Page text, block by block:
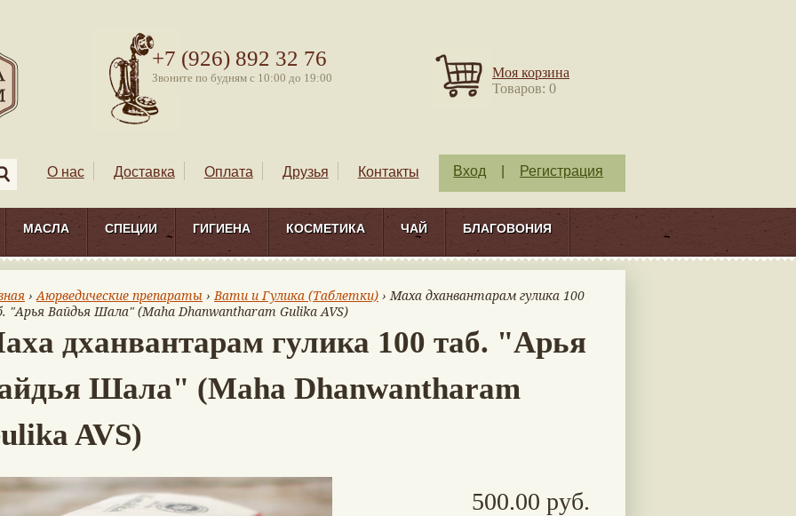
+7 (926) 892 32 76
Звоните по будням с 10:00 до 19:00
Моя корзина
Товаров: 0
О нас Доставка Оплата Друзья Контакты Вход Регистрация
МАСЛА СПЕЦИИ ГИГИЕНА КОСМЕТИКА ЧАЙ БЛАГОВОНИЯ
›Аюрведические препараты ›Вати и Гулика (Таблетки) › Маха дханвантарам гулика 100
"Арья Вайдья Шала" (Maha Dhanwantharam Gulika AVS)
дханвантарам гулика 100 таб. "Арья
Шала" (Maha Dhanwantharam
AVS)
500.00 руб.